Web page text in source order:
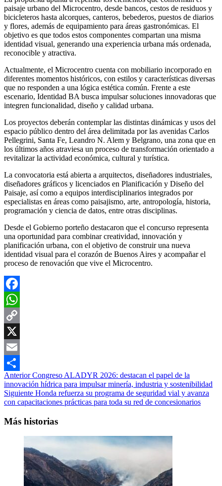
paisaje urbano del Microcentro, desde bancos, cestos de residuos y
bicicleteros hasta alcorques, canteros, bebederos, puestos de diarios
y flores, además de equipamiento para áreas gastronómicas. El
objetivo es que todos estos componentes compartan una misma
identidad visual, generando una experiencia urbana más ordenada,
reconocible y atractiva.
Actualmente, el Microcentro cuenta con mobiliario incorporado en
diferentes momentos históricos, con estilos y características diversas
que no responden a una lógica estética común. Frente a este
escenario, Identidad BA busca impulsar soluciones innovadoras que
integren funcionalidad, diseño y calidad urbana.
Los proyectos deberán contemplar las distintas dinámicas y usos del
espacio público dentro del área delimitada por las avenidas Carlos
Pellegrini, Santa Fe, Leandro N. Alem y Belgrano, una zona que en
los últimos años atraviesa un proceso de transformación orientado a
revitalizar la actividad económica, cultural y turística.
La convocatoria está abierta a arquitectos, diseñadores industriales,
diseñadores gráficos y licenciados en Planificación y Diseño del
Paisaje, así como a equipos interdisciplinarios integrados por
especialistas en áreas como paisajismo, arte, antropología, historia,
programación y ciencia de datos, entre otras disciplinas.
Desde el Gobierno porteño destacaron que el concurso representa
una oportunidad para combinar creatividad, innovación y
planificación urbana, con el objetivo de construir una nueva
identidad visual para el corazón de Buenos Aires y acompañar el
proceso de renovación que vive el Microcentro.
Facebook
WhatsApp
Copy
Link
X
Email
Compartir
Navegación
de
entradas
AnteriorCongreso ALADYR 2026: destacan el papel de la
innovación hídrica para impulsar minería, industria y sostenibilidad
Siguiente Honda refuerza su programa de seguridad vial y avanza
con capacitaciones prácticas para toda su red de concesionarios
Más historias